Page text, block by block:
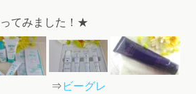
てみました！★
⇒ ビーグレ